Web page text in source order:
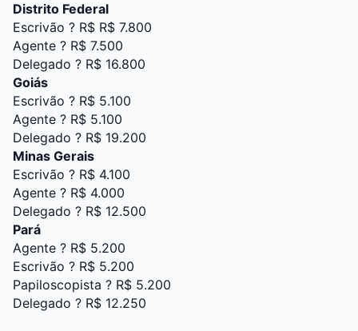
Distrito Federal
Escrivão ? R$ R$ 7.800
Agente ? R$ 7.500
Delegado ? R$ 16.800
Goiás
Escrivão ? R$ 5.100
Agente ? R$ 5.100
Delegado ? R$ 19.200
Minas Gerais
Escrivão ? R$ 4.100
Agente ? R$ 4.000
Delegado ? R$ 12.500
Pará
Agente ? R$ 5.200
Escrivão ? R$ 5.200
Papiloscopista ? R$ 5.200
Delegado ? R$ 12.250